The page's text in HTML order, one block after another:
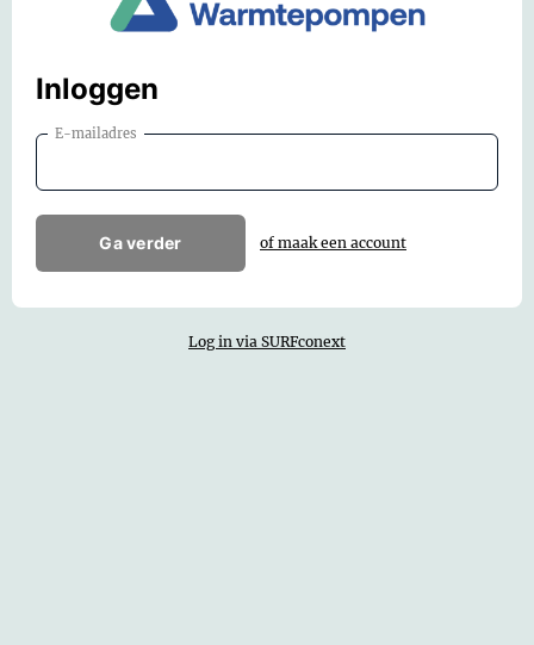
Inloggen
E-mailadres
Ga verder of maak een account
Log in via SURFconext